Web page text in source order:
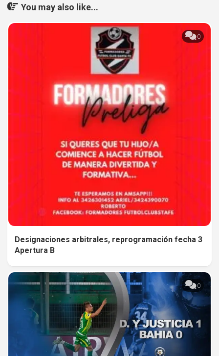
You may also like...
0
Designaciones arbitrales, reprogramación fecha 3
Apertura B
0